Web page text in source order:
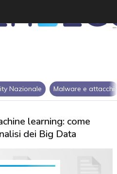
Nazionale Malware e attacchi
learning: come
dei Big Data